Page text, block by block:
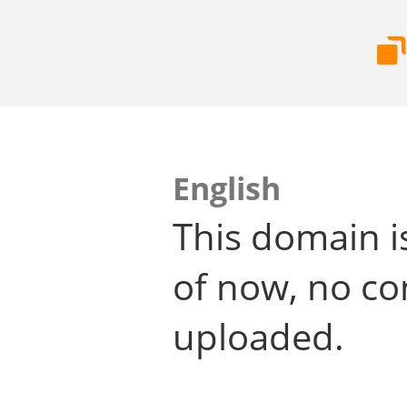
English
This domain
of now, no
uploaded.